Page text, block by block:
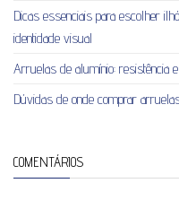
Dicas essenciais para escolher
identidade visual
Arruelas de alumínio: resistência
Dúvidas de onde comprar
COMENTÁRIOS